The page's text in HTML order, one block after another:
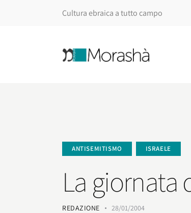
Cultura ebraica a tutto campo
ANTISEMITISMO ISRAELE
La
REDAZIONE 28/01/2004